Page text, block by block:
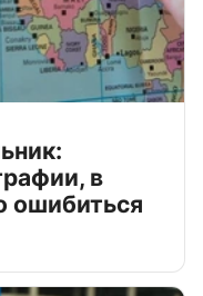
в
ошибиться